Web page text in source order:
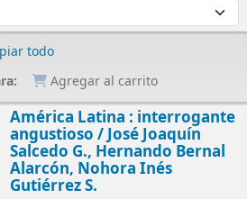
todo
Agregar al carrito
América Latina : interrogante
angustioso /José Joaquín
Salcedo G., Hernando Bernal
Alarcón, Nohora Inés
Gutiérrez S.